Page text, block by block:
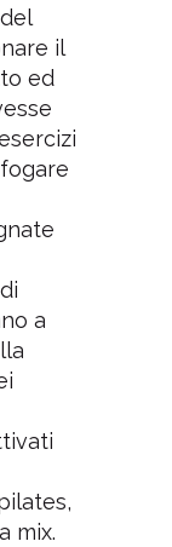
il
ed
a
mix.